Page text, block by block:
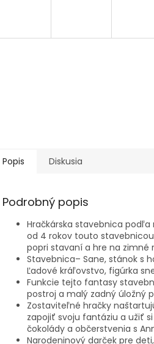
Popis Diskusia
Podrobný popis
Hračkárska stavebnica
od 4 rokov touto
popri stavaní a hre na zimné
Stavebnica– Sane, stánok s
Ľadové kráľovstvo, figúrka
Funkcie tejto fantasy
postroj a malý zadný úložný
Zostaviteľné hračky
zapojiť svoju fantáziu a užiť
čokolády a občerstvenia s
Narodeninový darček pre